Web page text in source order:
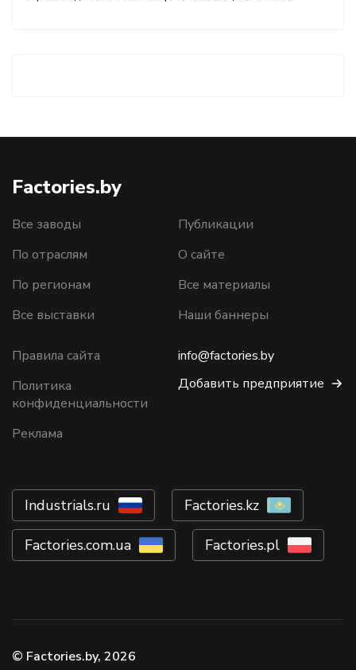
Factories.by
Все заводы
По отраслям
По регионам
Все выставки
Публикации
О сайте
Все материалы
Наши баннеры
Правила сайта
Политика
конфиденциальности
Реклама
info@factories.by
Добавить предприятие
Industrials.ru Factories.kz
Factories.com.ua Factories.pl
© Factories.by, 2026